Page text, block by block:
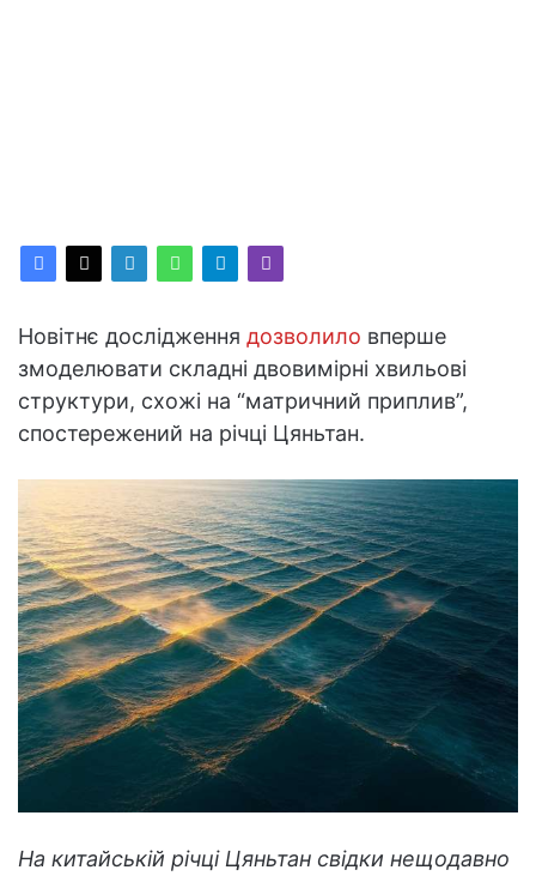
Новітнє дослідження дозволило вперше
змоделювати складні двовимірні хвильові
структури, схожі на “матричний приплив”,
спостережений на річці Цяньтан.
На китайській річці Цяньтан свідки нещодавно